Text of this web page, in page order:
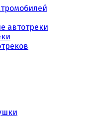
автотреки